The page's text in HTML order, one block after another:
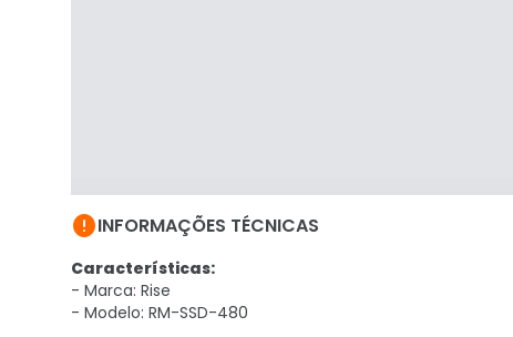
INFORMAÇÕES TÉCNICAS
Características:
- Marca: Rise
- Modelo: RM-SSD-480